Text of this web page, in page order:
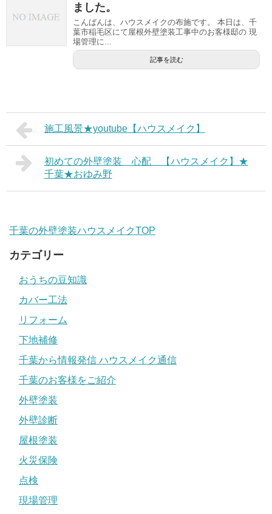
ました。
こんばんは、ハウスメイクの布施です。 本日は、千
葉市稲毛区にて屋根外壁塗装工事中のお客様邸の 現
場管理に...
記事を読む
施工風景★youtube【ハウスメイク】
初めての外壁塗装 心配 【ハウスメイク】★
千葉★おゆみ野
千葉の外壁塗装ハウスメイクTOP
カテゴリー
おうちの豆知識
カバー工法
リフォーム
下地補修
千葉から情報発信 ハウスメイク通信
千葉のお客様をご紹介
外壁塗装
外壁診断
屋根塗装
火災保険
点検
現場管理